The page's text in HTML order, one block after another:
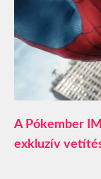
A Pókember
exkluzív